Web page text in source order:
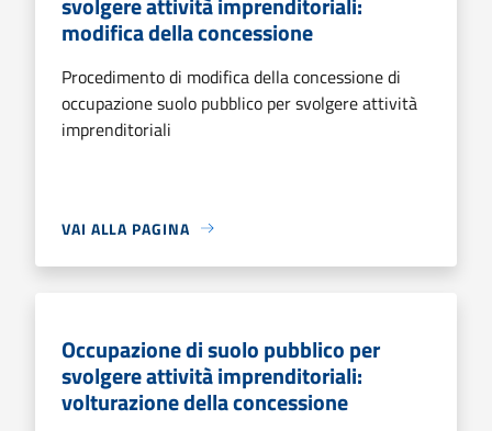
modifica della concessione
Procedimento di modifica della concessione di
occupazione suolo pubblico per svolgere attività
imprenditoriali
VAI ALLA PAGINA
Occupazione di suolo pubblico per
svolgere attività imprenditoriali:
volturazione della concessione